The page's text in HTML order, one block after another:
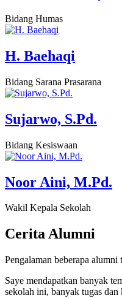
Bidang Humas
H. Baehaqi
Bidang Sarana Prasarana
Sujarwo, S.Pd.
Bidang Kesiswaan
Noor Aini, M.Pd.
Wakil Kepala Sekolah
CeritaAlumni
Pengalaman beberapa alumni
Saye mendapatkan banyak
sekolah ini, banyak tugas